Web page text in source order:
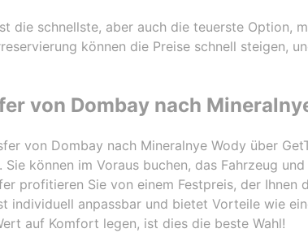
die schnellste, aber auch die teuerste Option,
können die Preise schnell steigen,
von Dombay nach
von Dombay nach Mineralnye Wody über
Sie können im Voraus buchen, das Fahrzeug
profitieren Sie von einem Festpreis, der
individuell anpassbar und bietet Vorteile wie
auf Komfort legen, ist dies die beste Wahl!